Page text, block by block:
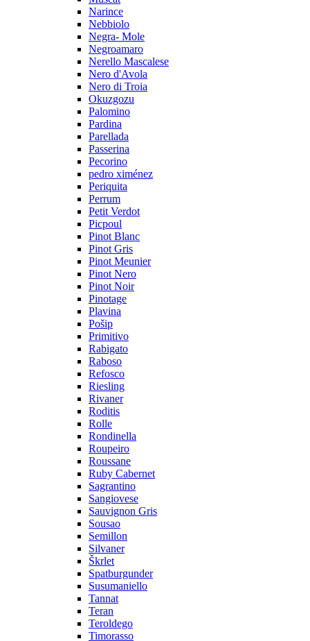
Narince
Nebbiolo
Negra- Mole
Negroamaro
Nerello Mascalese
Nero d'Avola
Nero di Troia
Okuzgozu
Palomino
Pardina
Parellada
Passerina
Pecorino
pedro ximénez
Periquita
Perrum
Petit Verdot
Picpoul
Pinot Blanc
Pinot Gris
Pinot Meunier
Pinot Nero
Pinot Noir
Pinotage
Plavina
Pošip
Primitivo
Rabigato
Raboso
Refosco
Riesling
Rivaner
Roditis
Rolle
Rondinella
Roupeiro
Roussane
Ruby Cabernet
Sagrantino
Sangiovese
Sauvignon Gris
Sousao
Semillon
Silvaner
Škrlet
Spatburgunder
Susumaniello
Tannat
Teran
Teroldego
Timorasso